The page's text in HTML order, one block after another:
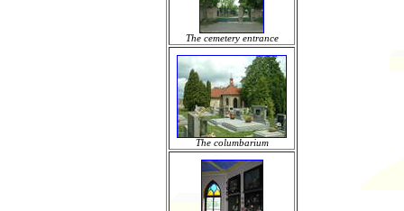
The cemetery entrance
The columbarium